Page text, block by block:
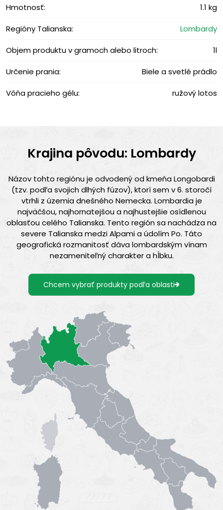
obnovuje pôvodnú žiarivosť všetkých svetlých textílií
ideálny na pranie obrusov, prestieradiel, uterákov,
košieľ atď.
bráni postupnému šediveniu textílií
pôsobí na široké spektrum škvŕn (ovocie, víno,
zmrzlina, mlieko, mastné škvrny...)
TERAZ vhodný aj pre farebné textíli
Hmotnosť: 1.1 kg
Regióny Talianska: Lombardy
Objem produktu v gramoch alebo litroch: 1l
Určenie prania: Biele a svetlé prádlo
Vôňa pracieho gélu: ružový lotos
Krajina pôvodu: Lombardy
Názov tohto regiónu je odvodený od kmeňa Longobardi
(tzv. podľa svojich dlhých fúzov), ktorí sem v 6. storočí
vtrhli z územia dnešného Nemecka. Lombardia je
najväčšou, najhornatejšou a najhustejšie osídlenou
oblasťou celého Talianska. Tento región sa nachádza na
severe Talianska medzi Alpami a údolím Po. Táto
geografická rozmanitosť dáva lombardským vínam
nezameniteľný charakter a hĺbku.
Chcem vybrať produkty podľa oblasti